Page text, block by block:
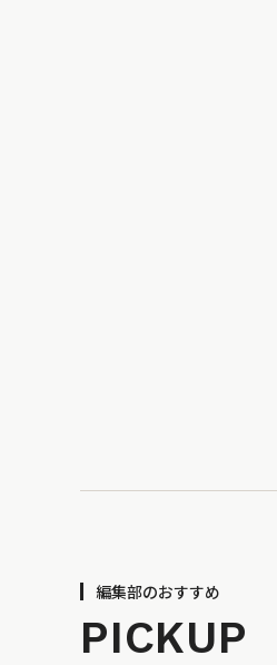
編集部のおすすめ
PICKUP